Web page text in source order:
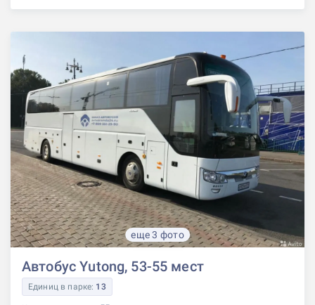
еще 3 фото
Автобус Yutong, 53-55 мест
Единиц в парке: 13